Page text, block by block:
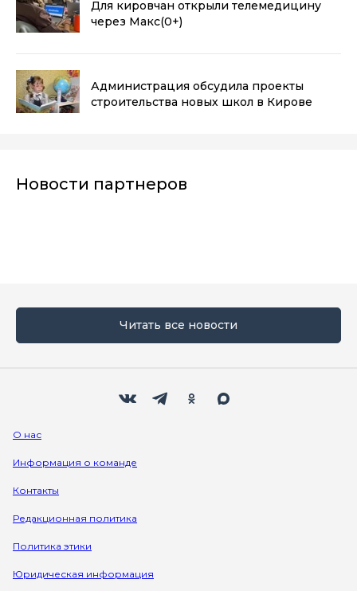
Для кировчан открыли телемедицину
через Макс(0+)
Администрация обсудила проекты
строительства новых школ в Кирове
Новости партнеров
Читать все новости
О нас
Информация о команде
Контакты
Редакционная политика
Политика этики
Юридическая информация